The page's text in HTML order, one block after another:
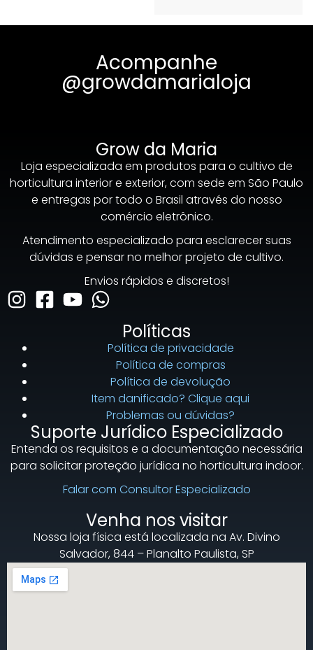
Acompanhe
@growdamarialoja
Grow da Maria
Loja especializada em produtos para o cultivo de
horticultura interior e exterior, com sede em São Paulo
e entregas por todo o Brasil através do nosso
comércio eletrônico.
Atendimento especializado para esclarecer suas
dúvidas e pensar no melhor projeto de cultivo.
Envios rápidos e discretos!
Políticas
Política de privacidade
Política de compras
Política de devolução
Item danificado? Clique aqui
Problemas ou dúvidas?
Suporte Jurídico Especializado
Entenda os requisitos e a documentação necessária
para solicitar proteção jurídica no horticultura indoor.
Falar com Consultor Especializado
Venha nos visitar
Nossa loja física está localizada na Av. Divino
Salvador, 844 – Planalto Paulista, SP